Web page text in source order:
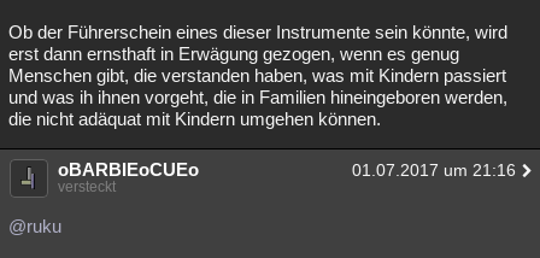
Ob der Führerschein eines dieser Instrumente sein könnte, wird
erst dann ernsthaft in Erwägung gezogen, wenn es genug
Menschen gibt, die verstanden haben, was mit Kindern passiert
und was ih ihnen vorgeht, die in Familien hineingeboren werden,
die nicht adäquat mit Kindern umgehen können.
oBARBIEoCUEo 01.07.2017 um 21:16
versteckt
@ruku